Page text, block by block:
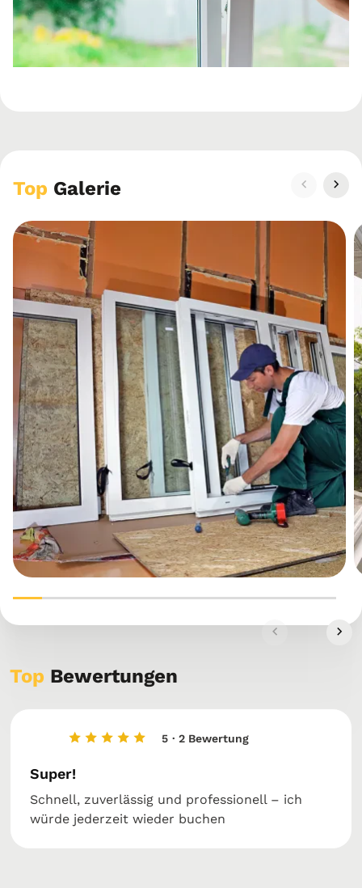
Top Galerie
Top Bewertungen
5 · 2 Bewertung
Super!
Schnell, zuverlässig und professionell – ich
würde jederzeit wieder buchen